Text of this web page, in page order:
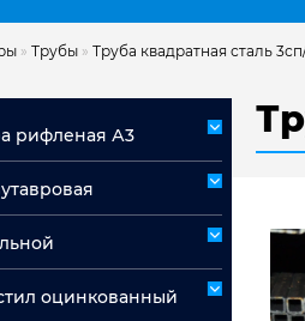
» Трубы » Труба квадратная сталь
рифленая А3
А3
оцинкованный